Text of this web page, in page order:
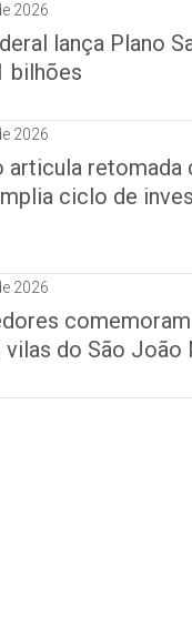
2026
lança Plano
bilhões
2026
articula retomada
ciclo de
2026
vilas do São João